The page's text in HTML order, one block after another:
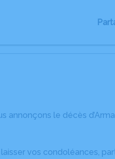
annonçons le décès
vos condoléances,